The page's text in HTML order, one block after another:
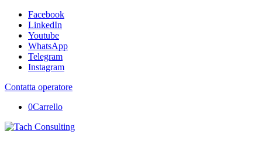
Facebook
LinkedIn
Youtube
WhatsApp
Telegram
Instagram
Contatta operatore
0Carrello